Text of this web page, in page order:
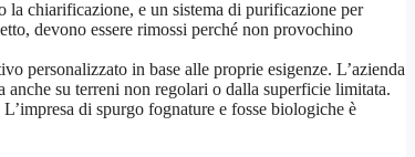
la chiarificazione, e un sistema di purificazione per
devono essere rimossi perché non provochino
personalizzato in base alle proprie esigenze. L’azienda
su terreni non regolari o dalla superficie limitata.
di spurgo fognature e fosse biologiche è